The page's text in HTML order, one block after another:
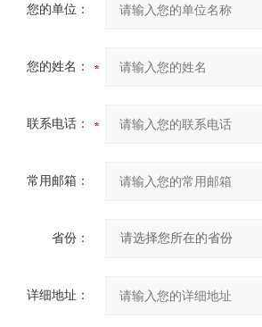
您的单位：
您的姓名：
联系电话：
常用邮箱：
省份：
详细地址：